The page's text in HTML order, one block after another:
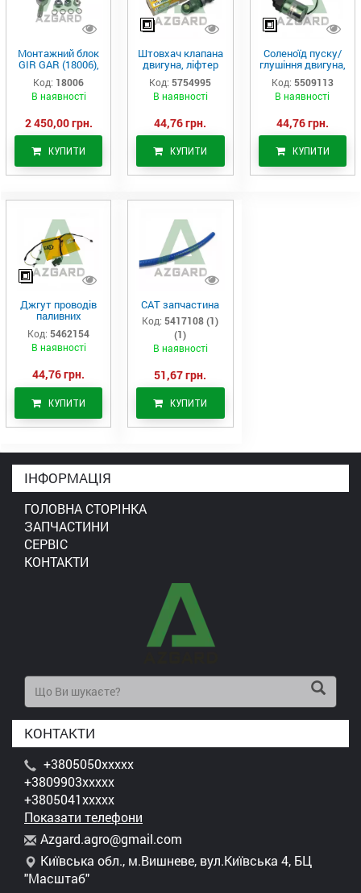
Монтажний блок
GIR GAR (18006),
Аналог
Код: 18006
В наявності
2 450,00 грн.
КУПИТИ
Штовхач клапана
двигуна, ліфтер
(575-4995)
Код: 5754995
В наявності
44,76 грн.
КУПИТИ
Соленоїд пуску/
глушіння двигуна,
актуатор (550-
9113)
Код: 5509113
В наявності
44,76 грн.
КУПИТИ
Джгут проводів
паливних
форсунок CAT
C7/C9 (546-2154)
Код: 5462154
В наявності
44,76 грн.
КУПИТИ
САТ запчастина
Код: 5417108 (1)
(1)
В наявності
51,67 грн.
КУПИТИ
ІНФОРМАЦІЯ
ГОЛОВНА СТОРІНКА
ЗАПЧАСТИНИ
СЕРВІС
КОНТАКТИ
КОНТАКТИ
+3805050xxxxx
+3809903xxxxx
+3805041xxxxx
Показати телефони
Azgard.agro@gmail.com
Київська обл., м.Вишневе, вул.Київська 4, БЦ
"Масштаб"